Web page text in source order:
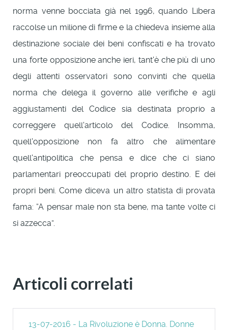
norma venne bocciata già nel 1996, quando Libera
raccolse un milione di firme e la chiedeva insieme alla
destinazione sociale dei beni confiscati e ha trovato
una forte opposizione anche ieri, tant'è che più di uno
degli attenti osservatori sono convinti che quella
norma che delega il governo alle verifiche e agli
aggiustamenti del Codice sia destinata proprio a
correggere quell'articolo del Codice. Insomma,
quell'opposizione non fa altro che alimentare
quell'antipolitica che pensa e dice che ci siano
parlamentari preoccupati del proprio destino. E dei
propri beni. Come diceva un altro statista di provata
fama: “A pensar male non sta bene, ma tante volte ci
si azzecca”.
Articoli correlati
13-07-2016 - La Rivoluzione è Donna. Donne